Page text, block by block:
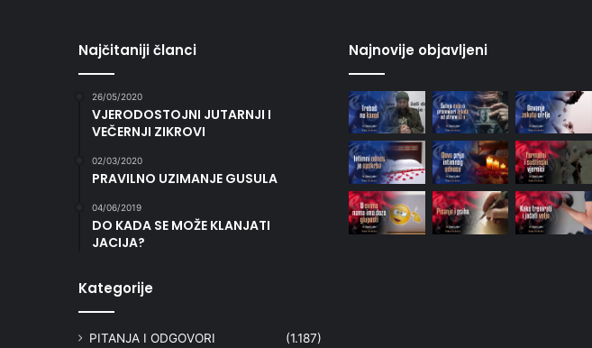
Najčitaniji članci
26/05/2020
VJERODOSTOJNI JUTARNJI I
VEČERNJI ZIKROVI
02/03/2020
PRAVILNO UZIMANJE GUSULA
04/06/2019
DO KADA SE MOŽE KLANJATI
JACIJA?
Kategorije
PITANJA I ODGOVORI (1.187)
Najnovije objavljeni